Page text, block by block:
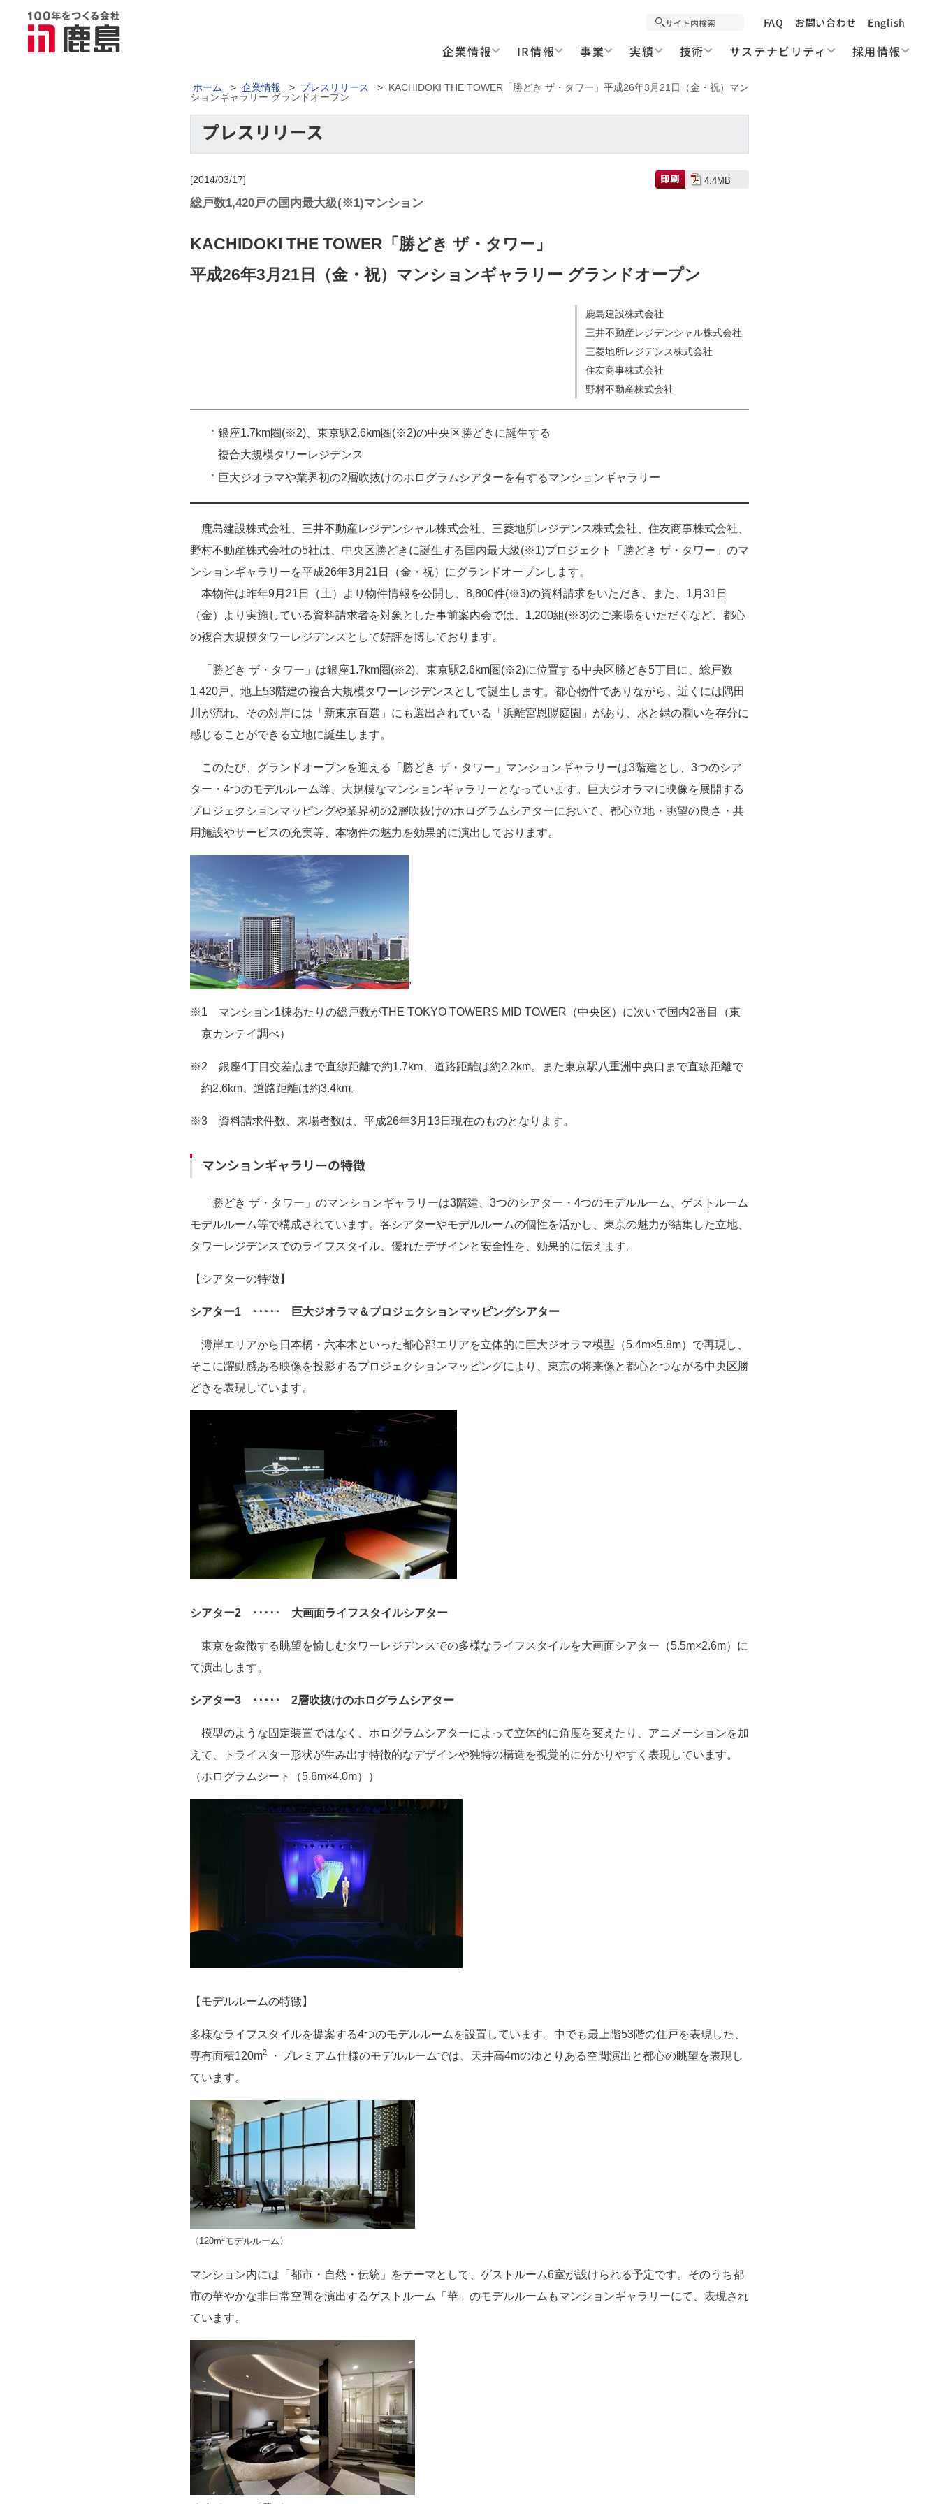
FAQ お問い合わせ English
企業情報 IR情報 事業 実績 技術 サステナビリティ 採用情報
ホーム > 企業情報 > プレスリリース > KACHIDOKI THE TOWER「勝どき ザ・タワー」平成26年3月21日（金・祝）マン
ションギャラリー グランドオープン
[2014/03/17] 4.4MB
総戸数1,420戸の国内最大級(※1)マンション
KACHIDOKI THE TOWER「勝どき ザ・タワー」
平成26年3月21日（金・祝）マンションギャラリー グランドオープン
鹿島建設株式会社
三井不動産レジデンシャル株式会社
三菱地所レジデンス株式会社
住友商事株式会社
野村不動産株式会社
銀座1.7km圏(※2)、東京駅2.6km圏(※2)の中央区勝どきに誕生する
複合大規模タワーレジデンス
巨大ジオラマや業界初の2層吹抜けのホログラムシアターを有するマンションギャラリー
鹿島建設株式会社、三井不動産レジデンシャル株式会社、三菱地所レジデンス株式会社、住友商事株式会社、
野村不動産株式会社の5社は、中央区勝どきに誕生する国内最大級(※1)プロジェクト「勝どき ザ・タワー」のマ
ンションギャラリーを平成26年3月21日（金・祝）にグランドオープンします。
本物件は昨年9月21日（土）より物件情報を公開し、8,800件(※3)の資料請求をいただき、また、1月31日
（金）より実施している資料請求者を対象とした事前案内会では、1,200組(※3)のご来場をいただくなど、都心
の複合大規模タワーレジデンスとして好評を博しております。
「勝どき ザ・タワー」は銀座1.7km圏(※2)、東京駅2.6km圏(※2)に位置する中央区勝どき5丁目に、総戸数
1,420戸、地上53階建の複合大規模タワーレジデンスとして誕生します。都心物件でありながら、近くには隅田
川が流れ、その対岸には「新東京百選」にも選出されている「浜離宮恩賜庭園」があり、水と緑の潤いを存分に
感じることができる立地に誕生します。
このたび、グランドオープンを迎える「勝どき ザ・タワー」マンションギャラリーは3階建とし、3つのシア
ター・4つのモデルルーム等、大規模なマンションギャラリーとなっています。巨大ジオラマに映像を展開する
プロジェクションマッピングや業界初の2層吹抜けのホログラムシアターにおいて、都心立地・眺望の良さ・共
用施設やサービスの充実等、本物件の魅力を効果的に演出しております。
,
※1 マンション1棟あたりの総戸数がTHE TOKYO TOWERS MID TOWER（中央区）に次いで国内2番目（東
京カンテイ調べ）
※2 銀座4丁目交差点まで直線距離で約1.7km、道路距離は約2.2km。また東京駅八重洲中央口まで直線距離で
約2.6km、道路距離は約3.4km。
※3 資料請求件数、来場者数は、平成26年3月13日現在のものとなります。
マンションギャラリーの特徴
「勝どき ザ・タワー」のマンションギャラリーは3階建、3つのシアター・4つのモデルルーム、ゲストルーム
モデルルーム等で構成されています。各シアターやモデルルームの個性を活かし、東京の魅力が結集した立地、
タワーレジデンスでのライフスタイル、優れたデザインと安全性を、効果的に伝えます。
【シアターの特徴】
シアター1 ･････ 巨大ジオラマ＆プロジェクションマッピングシアター
湾岸エリアから日本橋・六本木といった都心部エリアを立体的に巨大ジオラマ模型（5.4m×5.8m）で再現し、
そこに躍動感ある映像を投影するプロジェクションマッピングにより、東京の将来像と都心とつながる中央区勝
どきを表現しています。
シアター2 ･････ 大画面ライフスタイルシアター
東京を象徴する眺望を愉しむタワーレジデンスでの多様なライフスタイルを大画面シアター（5.5m×2.6m）に
て演出します。
シアター3 ･････ 2層吹抜けのホログラムシアター
模型のような固定装置ではなく、ホログラムシアターによって立体的に角度を変えたり、アニメーションを加
えて、トライスター形状が生み出す特徴的なデザインや独特の構造を視覚的に分かりやすく表現しています。
（ホログラムシート（5.6m×4.0m））
【モデルルームの特徴】
多様なライフスタイルを提案する4つのモデルルームを設置しています。中でも最上階53階の住戸を表現した、
専有面積120m2
・プレミアム仕様のモデルルームでは、天井高4mのゆとりある空間演出と都心の眺望を表現し
ています。
〈120m2モデルルーム〉
マンション内には「都市・自然・伝統」をテーマとして、ゲストルーム6室が設けられる予定です。そのうち都
市の華やかな非日常空間を演出するゲストルーム「華」のモデルルームもマンションギャラリーにて、表現され
ています。